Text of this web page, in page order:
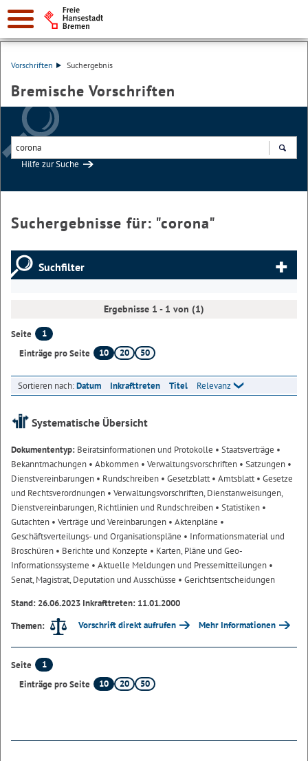
Vorschriften Suchergebnis
Bremische Vorschriften
Hilfe zur Suche
Suchergebnisse für: "corona"
Suchfilter
Ergebnisse 1 - 1 von (1)
Seite
1
Einträge pro Seite
10 20 50
Sortieren nach:Datum Inkrafttreten Titel Relevanz
Systematische Übersicht
Dokumententyp: Beiratsinformationen und Protokolle • Staatsverträge •
Bekanntmachungen • Abkommen • Verwaltungsvorschriften • Satzungen •
Dienstvereinbarungen • Rundschreiben • Gesetzblatt• Amtsblatt• Gesetze
und Rechtsverordnungen • Verwaltungsvorschriften, Dienstanweisungen,
Dienstvereinbarungen, Richtlinien und Rundschreiben • Statistiken •
Gutachten • Verträge und Vereinbarungen • Aktenpläne •
Geschäftsverteilungs- und Organisationspläne • Informationsmaterial und
Broschüren • Berichte und Konzepte • Karten, Pläne und Geo-
Informationssysteme • Aktuelle Meldungen und Pressemitteilungen •
Senat, Magistrat, Deputation und Ausschüsse • Gerichtsentscheidungen
Stand: 26.06.2023 Inkrafttreten: 11.01.2000
Themen:
Vorschrift direkt aufrufen Mehr Informationen
Seite
1
Einträge pro Seite
10 20 50